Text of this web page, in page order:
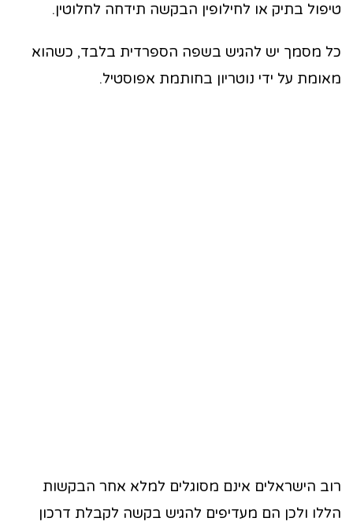
טיפול בתיק או לחילופין הבקשה תידחה לחלוטין.
כל מסמך יש להגיש בשפה הספרדית בלבד, כשהוא
מאומת על ידי נוטריון בחותמת אפוסטיל.
רוב הישראלים אינם מסוגלים למלא אחר הבקשות
הללו ולכן הם מעדיפים להגיש בקשה לקבלת דרכון